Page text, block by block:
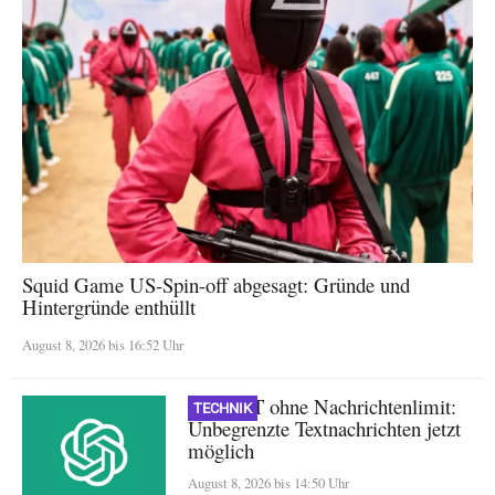
Squid Game US-Spin-off abgesagt: Gründe und
Hintergründe enthüllt
August 8, 2026 bis 16:52 Uhr
TECHNIK
ChatGPT ohne Nachrichtenlimit:
Unbegrenzte Textnachrichten jetzt
möglich
August 8, 2026 bis 14:50 Uhr